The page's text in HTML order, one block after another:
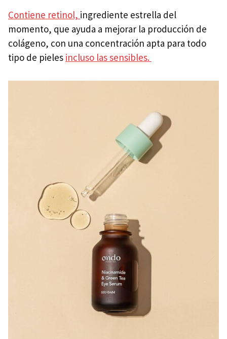
Contiene retinol, ingrediente estrella del
momento, que ayuda a mejorar la producción de
colágeno, con una concentración apta para todo
tipo de pieles incluso las sensibles.